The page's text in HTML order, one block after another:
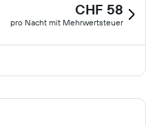
CHF 58
pro Nacht mit Mehrwertsteuer